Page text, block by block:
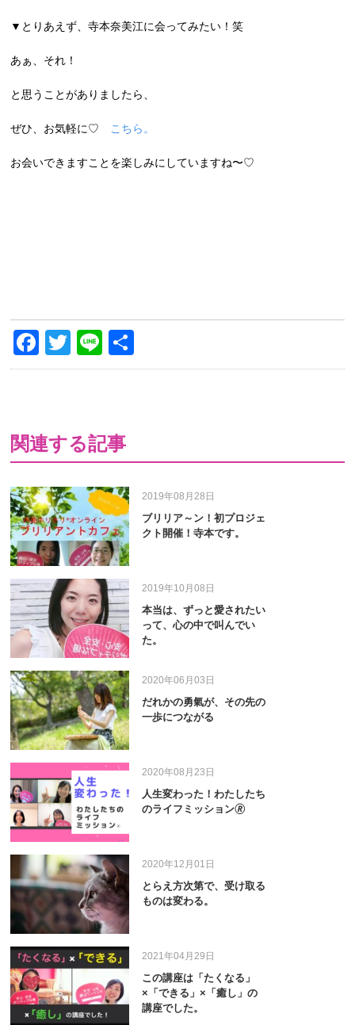
▼とりあえず、寺本奈美江に会ってみたい！笑
あぁ、それ！
と思うことがありましたら、
ぜひ、お気軽に♡ こちら。
お会いできますことを楽しみにしていますね〜♡
Facebook
Twitter
Line
有
関連する記事
2019年08月28日
ブリリア～ン！初プロジェ
クト開催！寺本です。
2019年10月08日
本当は、ずっと愛されたい
って、心の中で叫んでい
た。
2020年06月03日
だれかの勇氣が、その先の
一歩につながる
2020年08月23日
人生変わった！わたしたち
のライフミッション🄬
2020年12月01日
とらえ方次第で、受け取る
ものは変わる。
2021年04月29日
この講座は「たくなる」
×「できる」×「癒し」の
講座でした。